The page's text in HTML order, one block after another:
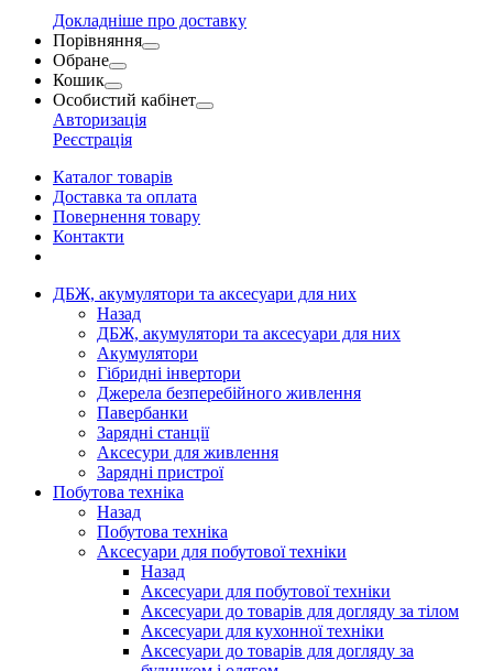
Докладніше про доставку
Порівняння
Обране
Кошик
Особистий кабінет
Авторизація
Реєстрація
Каталог товарів
Доставка та оплата
Повернення товару
Контакти
ДБЖ, акумулятори та аксесуари для них
Назад
ДБЖ, акумулятори та аксесуари для них
Акумулятори
Гібридні інвертори
Джерела безперебійного живлення
Павербанки
Зарядні станції
Аксесури для живлення
Зарядні пристрої
Побутова техніка
Назад
Побутова техніка
Аксесуари для побутової техніки
Назад
Аксесуари для побутової техніки
Аксесуари до товарів для догляду за тілом
Аксесуари для кухонної техніки
Аксесуари до товарів для догляду за